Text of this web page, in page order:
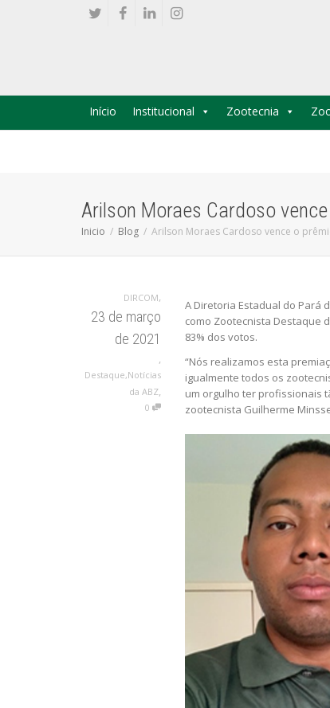
Início Institucional Zootecnia
Arilson Moraes Cardoso
Inicio Blog Arilson Moraes Cardoso vence o
DIRCOM,
23 de março
de 2021
Destaque,Notícias
da ABZ
0
A Diretoria Estadual do Pará
como Zootecnista Destaque
83% dos votos.
“Nós realizamos esta
igualmente todos os
um orgulho ter profissionais
zootecnista Guilherme